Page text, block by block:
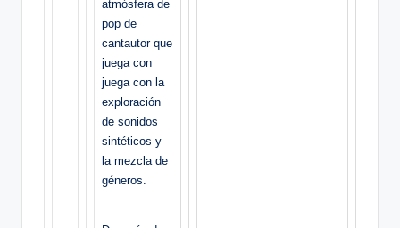
atmósfera de
pop de
cantautor que
juega con
juega con la
exploración
de sonidos
sintéticos y
la mezcla de
géneros.